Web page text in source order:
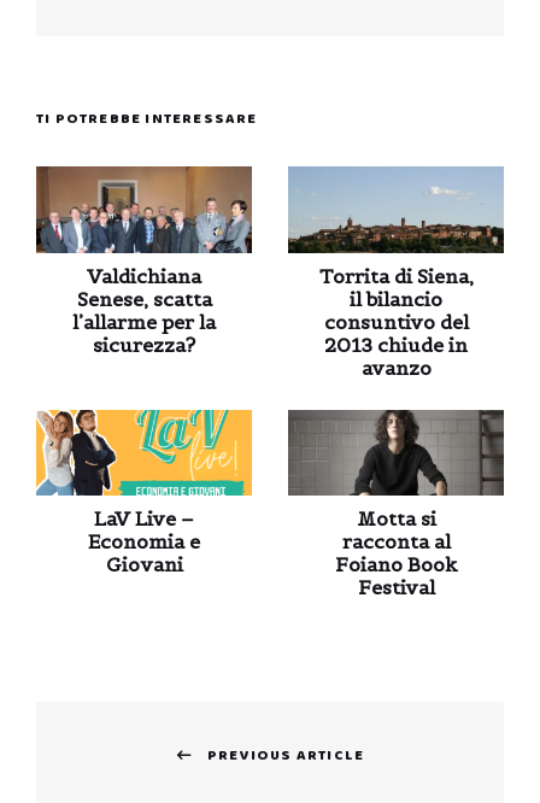
TI POTREBBE INTERESSARE
Valdichiana
Senese, scatta
l’allarme per la
sicurezza?
Torrita di Siena,
il bilancio
consuntivo del
2013 chiude in
avanzo
LaV Live –
Economia e
Giovani
Motta si
racconta al
Foiano Book
Festival
PREVIOUS ARTICLE